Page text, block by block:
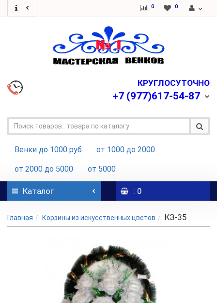
0 0
КРУГЛОСУТОЧНО
+7 (977)617-54-87
Венки до 1000 руб от 1000 до 2000
от 2000 до 5000 от 5000
Каталог : 0
Главная Корзины из искусственных цветов КЗ-35